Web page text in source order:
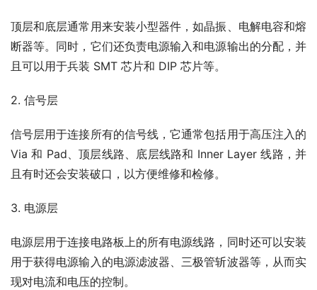
顶层和底层通常用来安装小型器件，如晶振、电解电容和熔
断器等。同时，它们还负责电源输入和电源输出的分配，并
且可以用于兵装 SMT 芯片和 DIP 芯片等。
2. 信号层
信号层用于连接所有的信号线，它通常包括用于高压注入的
Via 和 Pad、顶层线路、底层线路和 Inner Layer 线路，并
且有时还会安装破口，以方便维修和检修。
3. 电源层
电源层用于连接电路板上的所有电源线路，同时还可以安装
用于获得电源输入的电源滤波器、三极管斩波器等，从而实
现对电流和电压的控制。